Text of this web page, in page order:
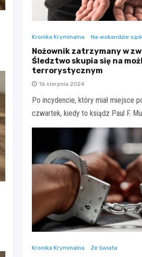
Kronika Kryminalna Na wokandzie
Nożownik zatrzymany w
Śledztwo skupia się na
terrorystycznym
16 sierpnia 2024
Po incydencie, który miał miejsce
czwartek, kiedy to ksiądz Paul F.
Kronika Kryminalna Ze świata